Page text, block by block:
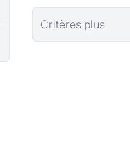
Critères plus